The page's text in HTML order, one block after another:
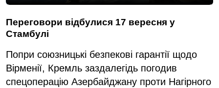
Переговори відбулися 17 вересня у
Стамбулі
Попри союзницькі безпекові гарантії щодо
Вірменії, Кремль заздалегідь погодив
спецоперацію Азербайджану проти Нагірного